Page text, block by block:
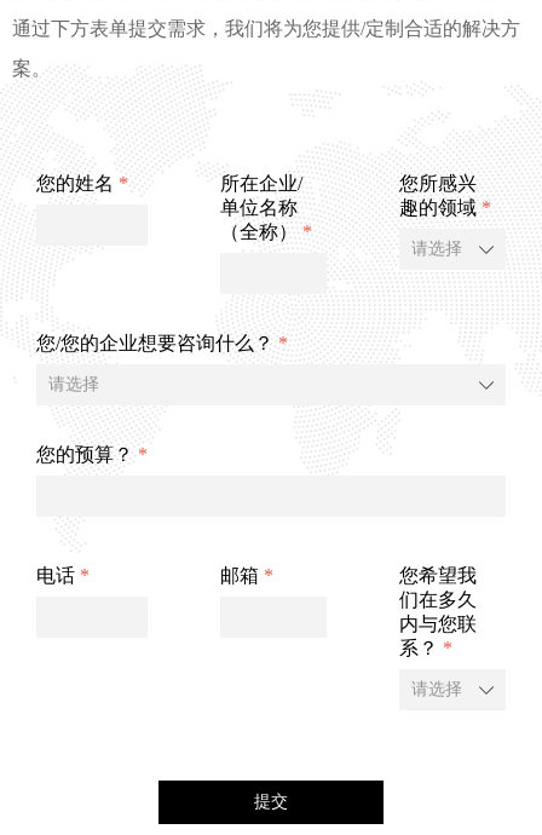
通过下方表单提交需求，我们将为您提供/定制合适的解决方
案。
您的姓名 *
所在企业/
单位名称
（全称） *
您所感兴
趣的领域 *
ꄳ
您/您的企业想要咨询什么？ *
ꄳ
您的预算？ *
电话 * 邮箱 *
您希望我
们在多久
内与您联
系？ *
ꄳ
提交